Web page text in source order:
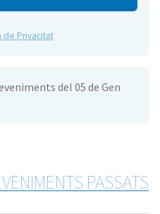
de Privacitat
del 05 de Gen
PASSATS